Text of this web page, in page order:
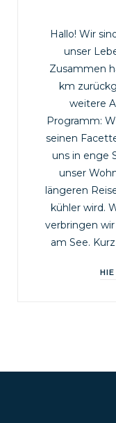
Hallo! Wir
unser
Zusammen
km
weitere
Programm:
seinen
uns in enge
unser
längeren
kühler wird.
verbringen
am See.